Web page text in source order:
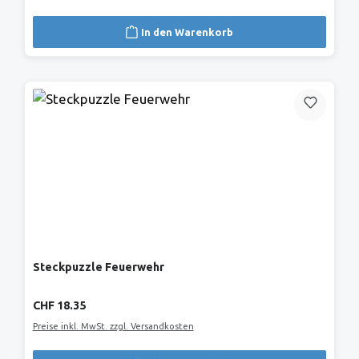
In den Warenkorb
Steckpuzzle Feuerwehr
Regulärer Preis:
CHF 18.35
Preise inkl. MwSt. zzgl. Versandkosten